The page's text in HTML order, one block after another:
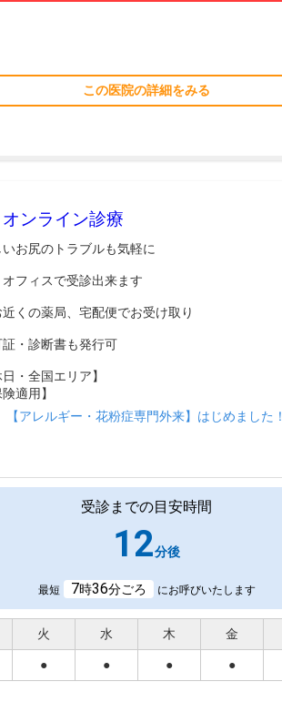
この医院の詳細をみる
オンライン診療
お尻のトラブルも気軽に
オフィスで受診出来ます
くの薬局、宅配便でお受け取り
・診断書も発行可
日・全国エリア】
適用】
【アレルギー・花粉症専門外来】はじめました！
受診までの目安時間
12分後
最短 7時36分ごろ にお呼びいたします
火 水 木 金
● ● ● ●